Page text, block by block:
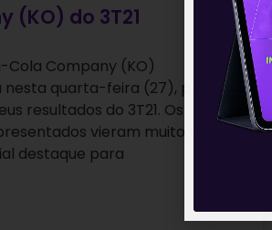
(KO) do 3T21
Cola Company (KO)
quarta-feira (27), pré
resultados do 3T21. Os
vieram muito bons,
destaque para